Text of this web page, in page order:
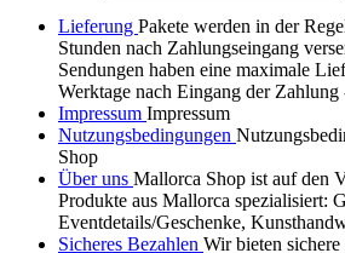
Lieferung Pakete werden in der
Stunden nach Zahlungseingang
Sendungen haben eine maximale
Werktage nach Eingang der
Impressum Impressum
Nutzungsbedingungen
Shop
Über uns Mallorca Shop ist auf den
Produkte aus Mallorca spezialisiert:
Eventdetails/Geschenke,
Sicheres Bezahlen Wir bieten